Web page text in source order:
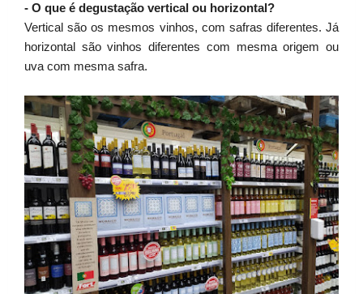
- O que é degustação vertical ou horizontal?
Vertical são os mesmos vinhos, com safras diferentes. Já
horizontal são vinhos diferentes com mesma origem ou
uva com mesma safra.